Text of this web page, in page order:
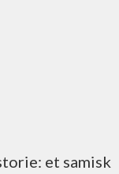
et samisk